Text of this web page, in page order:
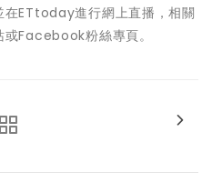
在ETtoday進行網上直播，相關
Facebook粉絲專頁。